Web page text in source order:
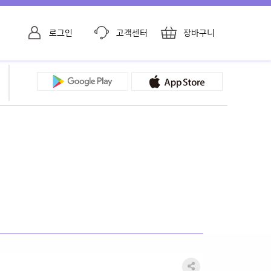
장바구니
고객센터
로그인